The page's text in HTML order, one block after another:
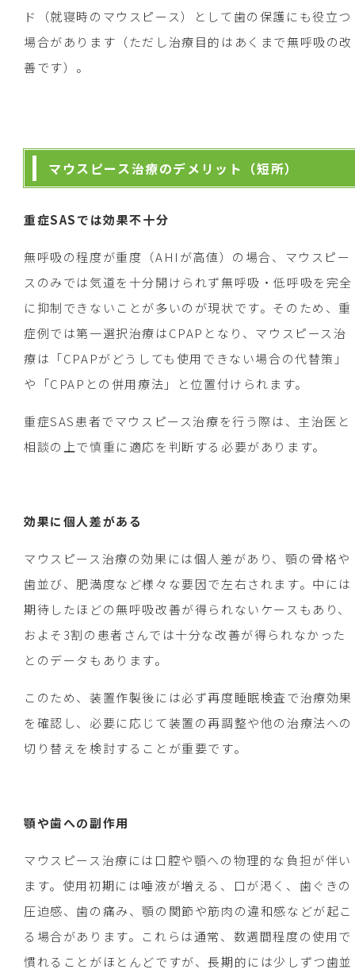
ド（就寝時のマウスピース）として歯の保護にも役立つ
場合があります（ただし治療目的はあくまで無呼吸の改
善です）。
マウスピース治療のデメリット（短所）
重症SASでは効果不十分
無呼吸の程度が重度（AHIが高値）の場合、マウスピー
スのみでは気道を十分開けられず無呼吸・低呼吸を完全
に抑制できないことが多いのが現状です。そのため、重
症例では第一選択治療はCPAPとなり、マウスピース治
療は「CPAPがどうしても使用できない場合の代替策」
や「CPAPとの併用療法」と位置付けられます。
重症SAS患者でマウスピース治療を行う際は、主治医と
相談の上で慎重に適応を判断する必要があります。
効果に個人差がある
マウスピース治療の効果には個人差があり、顎の骨格や
歯並び、肥満度など様々な要因で左右されます。中には
期待したほどの無呼吸改善が得られないケースもあり、
およそ3割の患者さんでは十分な改善が得られなかった
とのデータもあります。
このため、装置作製後には必ず再度睡眠検査で治療効果
を確認し、必要に応じて装置の再調整や他の治療法への
切り替えを検討することが重要です。
顎や歯への副作用
マウスピース治療には口腔や顎への物理的な負担が伴い
ます。使用初期には唾液が増える、口が渇く、歯ぐきの
圧迫感、歯の痛み、顎の関節や筋肉の違和感などが起こ
る場合があります。これらは通常、数週間程度の使用で
慣れることがほとんどですが、長期的には少しずつ歯並